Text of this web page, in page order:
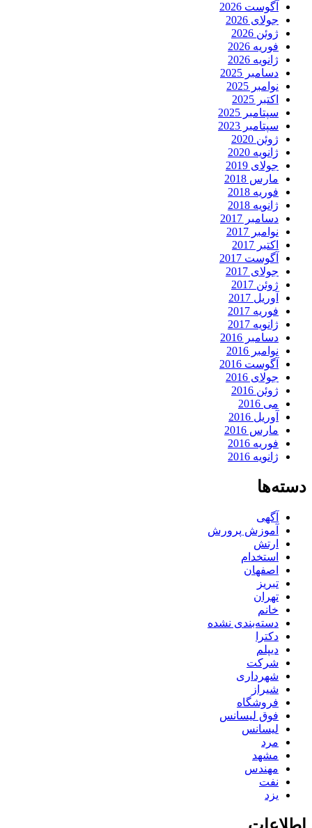
آگوست 2026
جولای 2026
ژوئن 2026
فوریه 2026
ژانویه 2026
دسامبر 2025
نوامبر 2025
اکتبر 2025
سپتامبر 2025
سپتامبر 2023
ژوئن 2020
ژانویه 2020
جولای 2019
مارس 2018
فوریه 2018
ژانویه 2018
دسامبر 2017
نوامبر 2017
اکتبر 2017
آگوست 2017
جولای 2017
ژوئن 2017
آوریل 2017
فوریه 2017
ژانویه 2017
دسامبر 2016
نوامبر 2016
آگوست 2016
جولای 2016
ژوئن 2016
می 2016
آوریل 2016
مارس 2016
فوریه 2016
ژانویه 2016
دسته‌ها
آگهی
آموزش پرورش
ارتش
استخدام
اصفهان
تبریز
تهران
خانم
دسته‌بندی نشده
دکترا
دیپلم
شرکت
شهرداری
شیراز
فروشگاه
فوق لیسانس
لیسانس
مرد
مشهد
مهندس
نفت
یزد